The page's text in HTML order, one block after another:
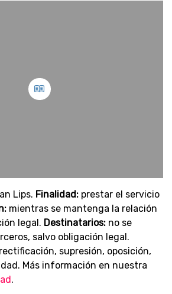
Lips. Finalidad: prestar el servicio
mientras se mantenga la relación
legal. Destinatarios: no se
salvo obligación legal.
supresión, oposición,
Más información en nuestra
.